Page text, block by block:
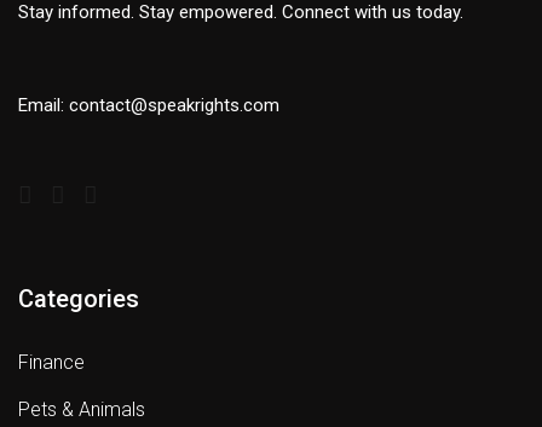
Stay informed. Stay empowered. Connect with us today.
Email: contact@speakrights.com
Categories
Finance
Pets & Animals